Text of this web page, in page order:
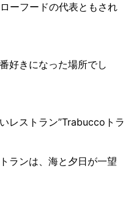
ーフードの代表ともされ
好きになった場所でし
レストラン”Trabuccoトラ
ランは、海と夕日が一望